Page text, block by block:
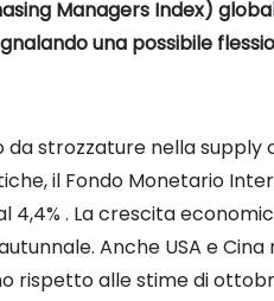
Managers Index)
una possibile
strozzature nella
il Fondo Monetario
. La crescita
Anche USA e
rispetto alle stime di